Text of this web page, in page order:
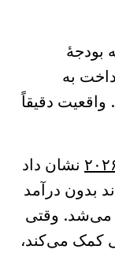
بودجهٔ
به
واقعیت دقیقاً
نشان داد
بدون درآمد
می‌شد. وقتی
کمک می‌کند،